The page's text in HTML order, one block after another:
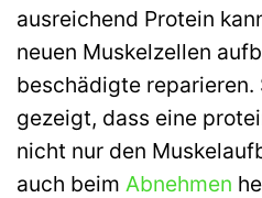
ausreichend Protein
neuen Muskelzellen
beschädigte reparieren.
gezeigt, dass eine
nicht nur den
auch beim Abnehmen